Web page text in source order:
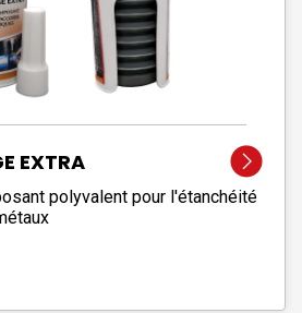
EXTRA
polyvalent pour l'étanchéité